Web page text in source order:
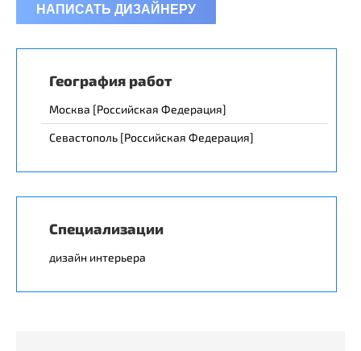
НАПИСАТЬ ДИЗАЙНЕРУ
География работ
Москва [Российская Федерация]
Севастополь [Российская Федерация]
Специализации
дизайн интерьера